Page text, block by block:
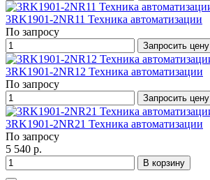
3RK1901-2NR11 Техника автоматизации
По запросу
Запросить цену
3RK1901-2NR12 Техника автоматизации
По запросу
Запросить цену
3RK1901-2NR21 Техника автоматизации
По запросу
5 540 р.
В корзину